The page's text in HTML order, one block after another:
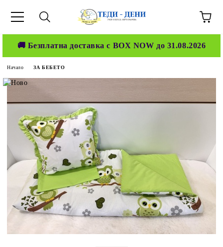
🚚 Безплатна доставка с BOX NOW до 31.08.2026
Начало ЗА БЕБЕТО